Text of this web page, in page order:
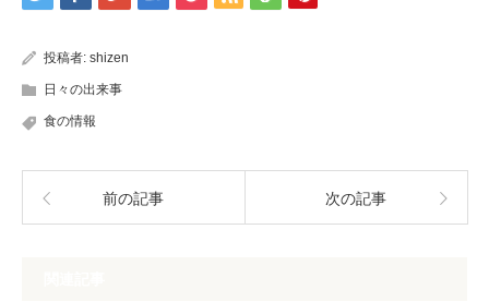
投稿者: shizen
日々の出来事
食の情報
前の記事 次の記事